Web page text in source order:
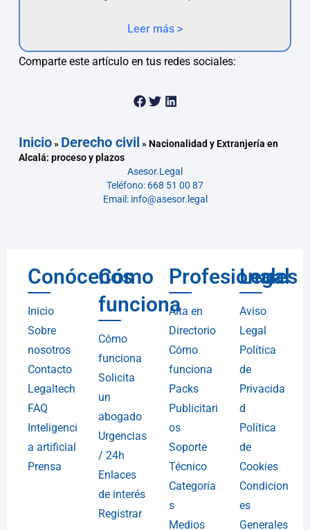
Leer más >
Comparte este artículo en tus redes sociales:
Inicio» Derecho civil » Nacionalidad y Extranjería en
Alcalá: proceso y plazos
Asesor.Legal
Teléfono: 668 51 00 87
Email: info@asesor.legal
Conócenos
Inicio
Sobre
nosotros
Contacto
Legaltech
FAQ
Inteligenci
a artificial
Prensa
Cómo
funciona
Cómo
funciona
Solicita
un
abogado
Urgencias
/ 24h
Enlaces
de interés
Registrar
Profesionales
Alta en
Directorio
Cómo
funciona
Packs
Publicitari
os
Soporte
Técnico
Categoría
s
Medios
Legal
Aviso
Legal
Política
de
Privacida
d
Política
de
Cookies
Condicion
es
Generales